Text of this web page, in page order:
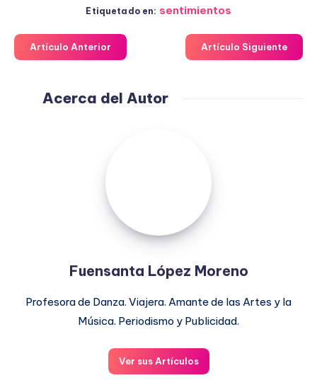
Etiquetado en: sentimientos
Artículo Anterior Artículo Siguiente
Acerca del Autor
Fuensanta López Moreno
Profesora de Danza. Viajera. Amante de las Artes y la
Música. Periodismo y Publicidad.
Ver sus Artículos